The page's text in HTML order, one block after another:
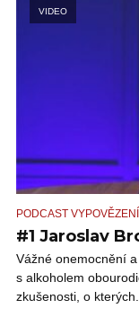
VIDEO
PODCAST VYPOVĚZENÍ
#1 Jaroslav
Vážné onemocnění
s alkoholem
zkušenosti, o kterých...